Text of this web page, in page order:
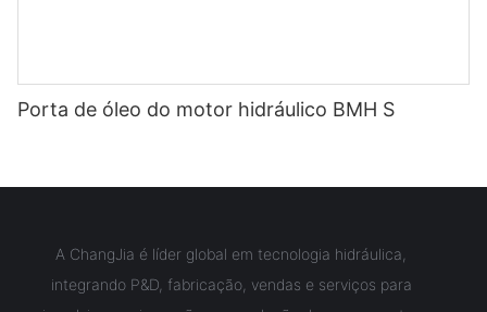
Porta de óleo do motor hidráulico BMH S
A ChangJia é líder global em tecnologia hidráulica,
integrando P&D, fabricação, vendas e serviços para